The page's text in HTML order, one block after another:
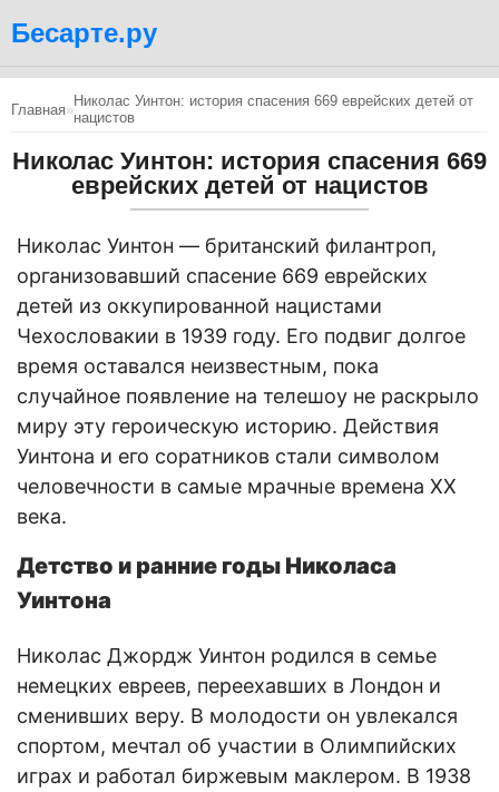
Бесарте.ру
Главная»Николас Уинтон: история спасения 669 еврейских детей от
нацистов
Николас Уинтон: история спасения 669
еврейских детей от нацистов
Николас Уинтон — британский филантроп,
организовавший спасение 669 еврейских
детей из оккупированной нацистами
Чехословакии в 1939 году. Его подвиг долгое
время оставался неизвестным, пока
случайное появление на телешоу не раскрыло
миру эту героическую историю. Действия
Уинтона и его соратников стали символом
человечности в самые мрачные времена ХХ
века.
Детство и ранние годы Николаса
Уинтона
Николас Джордж Уинтон родился в семье
немецких евреев, переехавших в Лондон и
сменивших веру. В молодости он увлекался
спортом, мечтал об участии в Олимпийских
играх и работал биржевым маклером. В 1938